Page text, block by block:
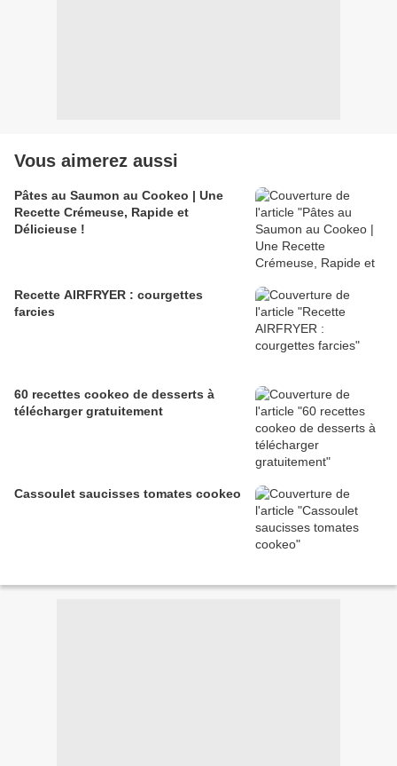
Vous aimerez aussi
Pâtes au Saumon au Cookeo | Une
Recette Crémeuse, Rapide et
Délicieuse !
Recette AIRFRYER : courgettes
farcies
60 recettes cookeo de desserts à
télécharger gratuitement
Cassoulet saucisses tomates cookeo